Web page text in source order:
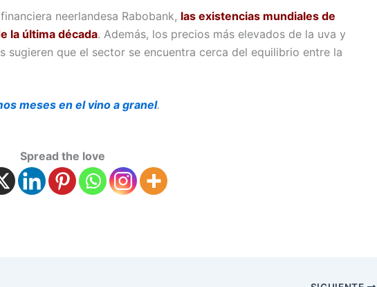
neerlandesa Rabobank, las existencias mundiales de
la última década. Además, los precios más elevados de la uva y
sugieren que el sector se encuentra cerca del equilibrio entre la
meses en el vino a granel.
Spread the love